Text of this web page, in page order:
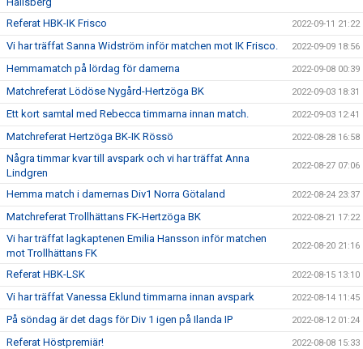
Referat HBK-IK Frisco 2022-09-11 21:22
Vi har träffat Sanna Widström inför matchen mot IK Frisco. 2022-09-09 18:56
Hemmamatch på lördag för damerna 2022-09-08 00:39
Matchreferat Lödöse Nygård-Hertzöga BK 2022-09-03 18:31
Ett kort samtal med Rebecca timmarna innan match. 2022-09-03 12:41
Matchreferat Hertzöga BK-IK Rössö 2022-08-28 16:58
Några timmar kvar till avspark och vi har träffat Anna
Lindgren
2022-08-27 07:06
Hemma match i damernas Div1 Norra Götaland 2022-08-24 23:37
Matchreferat Trollhättans FK-Hertzöga BK 2022-08-21 17:22
Vi har träffat lagkaptenen Emilia Hansson inför matchen
mot Trollhättans FK
2022-08-20 21:16
Referat HBK-LSK 2022-08-15 13:10
Vi har träffat Vanessa Eklund timmarna innan avspark 2022-08-14 11:45
På söndag är det dags för Div 1 igen på Ilanda IP 2022-08-12 01:24
Referat Höstpremiär! 2022-08-08 15:33